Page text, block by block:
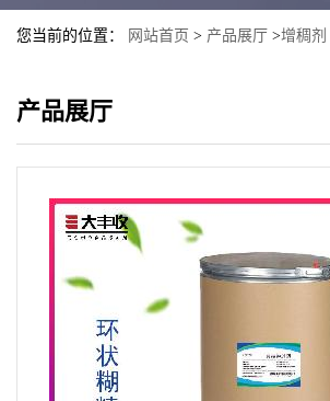
您当前的位置： 网站首页 > 产品展厅 >增稠剂
产品展厅